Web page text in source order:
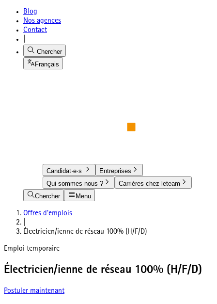
Blog
Nos agences
Contact
Chercher
Français
Candidat·e·s
Entreprises
Qui sommes-nous ?
Carrières chez leteam
Chercher
Menu
Offres d'emplois
Électricien/ienne de réseau 100% (H/F/D)
Emploi temporaire
Électricien/ienne de réseau 100% (H/F/D)
Postuler maintenant